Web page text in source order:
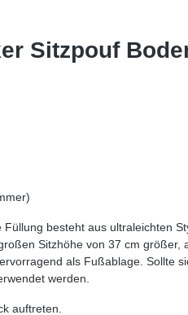
Sitzpouf
besteht aus ultraleichten
Sitzhöhe von 37 cm größer,
als Fußablage. Sollte
werden.
auftreten.